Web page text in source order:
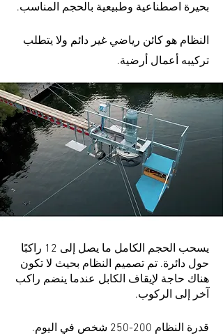
بحيرة اصطناعية وطبيعية بالحجم المناسب.
النظام هو كائن رياضي غير دائم ولا يتطلب
تركيبه أعمال أرضية.
يسحب الحجم الكامل
ما يصل إلى 12 راكبًا
حول دائرة. تم تصميم النظام بحيث لا تكون
هناك حاجة لإيقاف الكابل عندما ينضم راكب
آخر إلى الركوب.
قدرة النظام 200-250 شخص في اليوم.